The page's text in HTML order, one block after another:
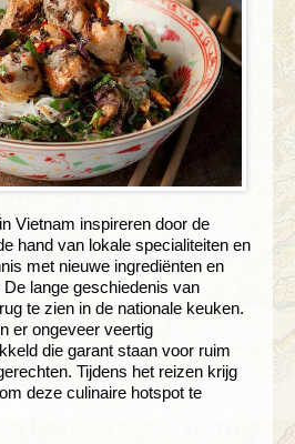
Vietnam inspireren door de
hand van lokale specialiteiten en
met nieuwe ingrediënten en
lange geschiedenis van
te zien in de nationale keuken.
er ongeveer veertig
die garant staan voor ruim
Tijdens het reizen krijg
deze culinaire hotspot te